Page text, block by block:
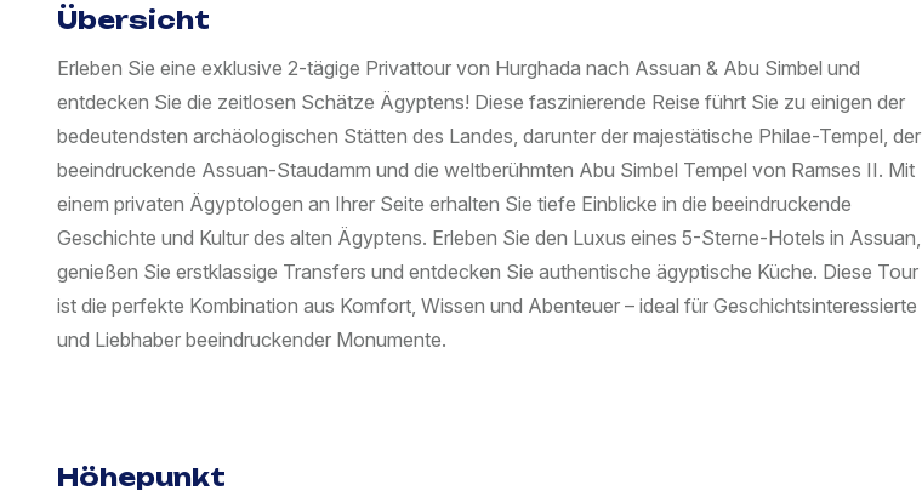
Übersicht
Erleben Sie eine exklusive 2-tägige Privattour von Hurghada nach Assuan & Abu Simbel und
entdecken Sie die zeitlosen Schätze Ägyptens! Diese faszinierende Reise führt Sie zu einigen der
bedeutendsten archäologischen Stätten des Landes, darunter der majestätische Philae-Tempel, der
beeindruckende Assuan-Staudamm und die weltberühmten Abu Simbel Tempel von Ramses II. Mit
einem privaten Ägyptologen an Ihrer Seite erhalten Sie tiefe Einblicke in die beeindruckende
Geschichte und Kultur des alten Ägyptens. Erleben Sie den Luxus eines 5-Sterne-Hotels in Assuan,
genießen Sie erstklassige Transfers und entdecken Sie authentische ägyptische Küche. Diese Tour
ist die perfekte Kombination aus Komfort, Wissen und Abenteuer – ideal für Geschichtsinteressierte
und Liebhaber beeindruckender Monumente.
Höhepunkt